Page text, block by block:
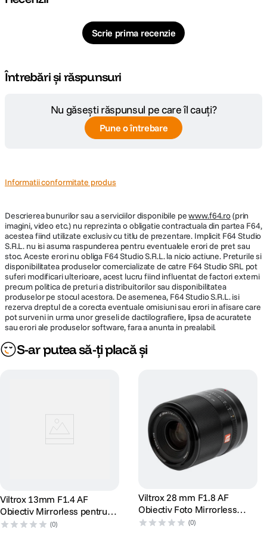
Parasolar inclus Da
Diametru
maxim
55mm
Lungime 70 x 86.7 mm
Greutate 370g
DETALII PRODUCATOR
Cod producator VILTROXAF24F18FE
Scrie prima recenzie
Întrebări și răspunsuri
Nu găsești răspunsul pe care îl cauți?
Pune o întrebare
Informatii conformitate produs
Descrierea bunurilor sau a serviciilor disponibile pewww.f64.ro(prin
imagini, video etc.) nu reprezinta o obligatie contractuala din partea F64,
acestea fiind utilizate exclusiv cu titlu de prezentare. Implicit F64 Studio
S.R.L. nu isi asuma raspunderea pentru eventualele erori de pret sau
stoc. Aceste erori nu obliga F64 Studio S.R.L. la nicio actiune. Preturile si
disponibilitatea produselor comercializate de catre F64 Studio SRL pot
suferi modificari ulterioare, acest lucru fiind influentat de factori externi
precum politica de preturi a distribuitorilor sau disponibilitatea
produselor pe stocul acestora. De asemenea, F64 Studio S.R.L. isi
rezerva dreptul de a corecta eventuale omisiuni sau erori in afisare care
pot surveni in urma unor greseli de dactilografiere, lipsa de acuratete
sau erori ale produselor software, fara a anunta in prealabil.
S-ar putea să-ți placă și
Viltrox 13mm F1.4 AF
Obiectiv Mirrorless pentru
FujiFilm X
(0)
Viltrox 28 mm F1.8 AF
Obiectiv Foto Mirrorless
Montura Nikon Z
(0)